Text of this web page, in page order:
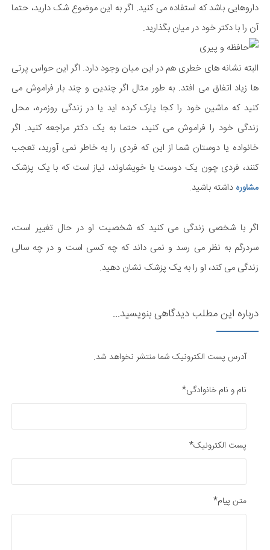
داروهایی باشد که استفاده می کنید. اگر به این موضوع شک دارید، حتما
آن را با دکتر خود در میان بگذارید.
البته نشانه های خطری هم در این میان وجود دارد. اگر این حواس پرتی
ها زیاد اتفاق می افتد. به طور مثال اگر چندین و چند بار فراموش می
کنید که ماشین خود را کجا پارک کرده اید یا در زندگی روزمره، محل
زندگی خود را فراموش می کنید، حتما به یک دکتر مراجعه کنید. اگر
خانواده یا دوستان شما از این که فردی را به خاطر نمی آورید، تعجب
کنند، فردی چون یک دوست یا خویشاوند، نیاز است که با یک پزشک
مشاوره داشته باشید.
اگر با شخصی زندگی می کنید که شخصیت او در حال تغییر است،
سردرگم به نظر می رسد و نمی داند که چه کسی است و در چه سالی
زندگی می کند، او را به یک پزشک نشان دهید.
درباره این مطلب دیدگاهی بنویسید...
آدرس پست الکترونیک شما منتشر نخواهد شد.
نام و نام خانوادگی*
پست الکترونیک*
متن پیام*